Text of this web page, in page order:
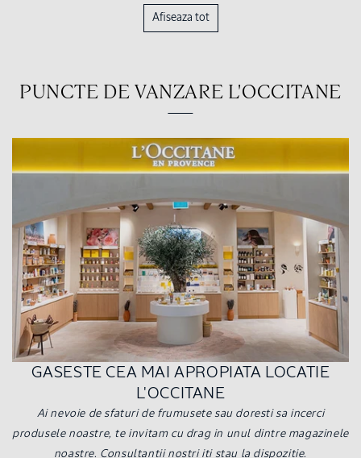
Afiseaza tot
PUNCTE DE VANZARE L'OCCITANE
GASESTE CEA MAI APROPIATA LOCATIE
L'OCCITANE
Ai nevoie de sfaturi de frumusete sau doresti sa incerci
produsele noastre, te invitam cu drag in unul dintre magazinele
noastre. Consultantii nostri iti stau la dispozitie.